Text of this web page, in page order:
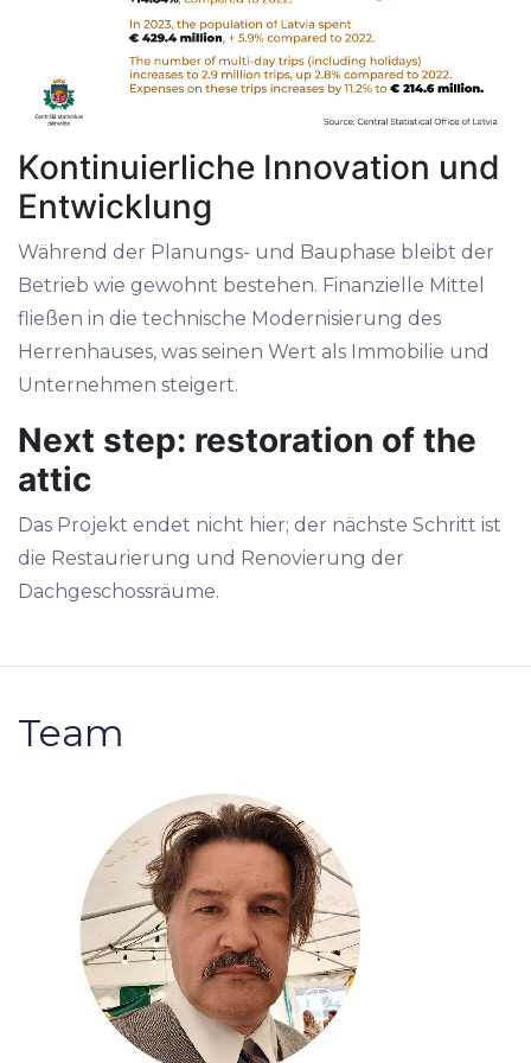
Kontinuierliche Innovation und
Entwicklung
Während der Planungs- und Bauphase bleibt der
Betrieb wie gewohnt bestehen. Finanzielle Mittel
fließen in die technische Modernisierung des
Herrenhauses, was seinen Wert als Immobilie und
Unternehmen steigert.
Next step: restoration of the
attic
Das Projekt endet nicht hier; der nächste Schritt ist
die Restaurierung und Renovierung der
Dachgeschossräume.
Team